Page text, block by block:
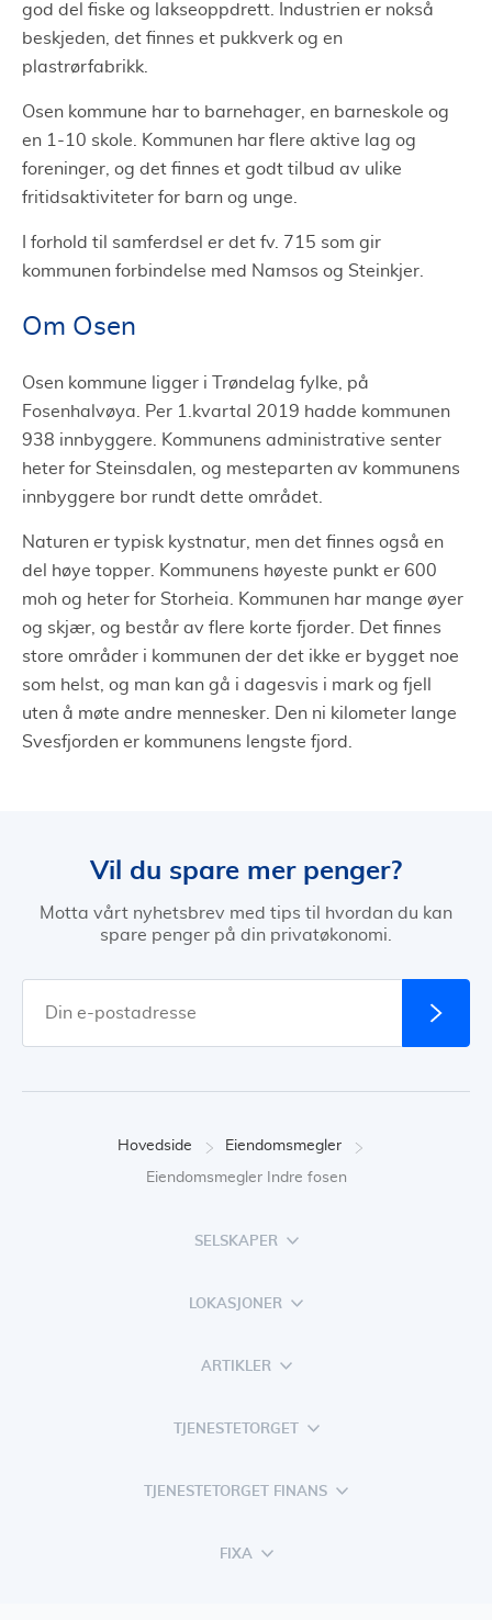
god del fiske og lakseoppdrett. Industrien er nokså
beskjeden, det finnes et pukkverk og en
plastrørfabrikk.
Osen kommune har to barnehager, en barneskole og
en 1-10 skole. Kommunen har flere aktive lag og
foreninger, og det finnes et godt tilbud av ulike
fritidsaktiviteter for barn og unge.
I forhold til samferdsel er det fv. 715 som gir
kommunen forbindelse med Namsos og Steinkjer.
Om Osen
Osen kommune ligger i Trøndelag fylke, på
Fosenhalvøya. Per 1.kvartal 2019 hadde kommunen
938 innbyggere. Kommunens administrative senter
heter for Steinsdalen, og mesteparten av kommunens
innbyggere bor rundt dette området.
Naturen er typisk kystnatur, men det finnes også en
del høye topper. Kommunens høyeste punkt er 600
moh og heter for Storheia. Kommunen har mange øyer
og skjær, og består av flere korte fjorder. Det finnes
store områder i kommunen der det ikke er bygget noe
som helst, og man kan gå i dagesvis i mark og fjell
uten å møte andre mennesker. Den ni kilometer lange
Svesfjorden er kommunens lengste fjord.
Vil du spare mer penger?
Motta vårt nyhetsbrev med tips til hvordan du kan
spare penger på din privatøkonomi.
Hovedside Eiendomsmegler
Eiendomsmegler Indre fosen
SELSKAPER
LOKASJONER
ARTIKLER
TJENESTETORGET
TJENESTETORGET FINANS
FIXA